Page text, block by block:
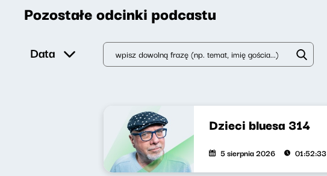
Pozostałe odcinki podcastu
Data
Dzieci bluesa 314
5 sierpnia 2026 01:52:33